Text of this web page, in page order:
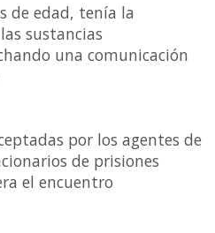
de edad, tenía la
sustancias
una comunicación
por los agentes de
de prisiones
el encuentro